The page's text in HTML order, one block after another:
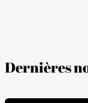
Dernières